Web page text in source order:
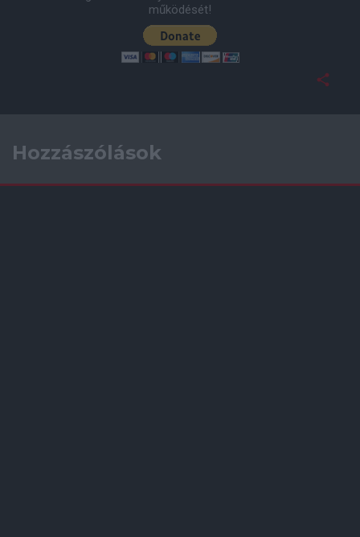
működését!
Hozzászólások